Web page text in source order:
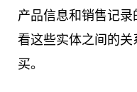
产品信息和销售记
看这些实体之间的
买。